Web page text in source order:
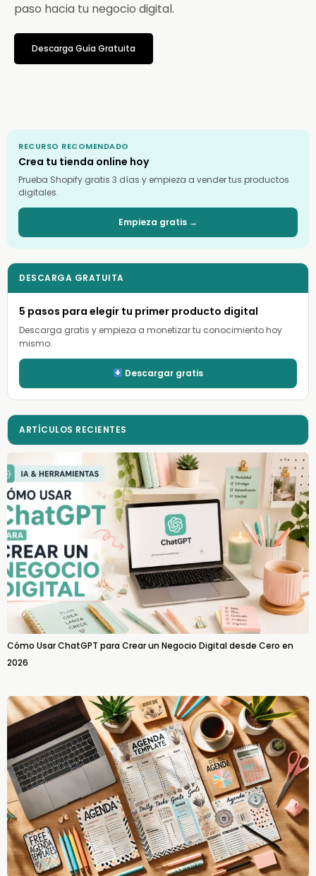
paso hacia tu negocio digital.
Descarga Guía Gratuita
RECURSO RECOMENDADO
Crea tu tienda online hoy
Prueba Shopify gratis 3 días y empieza a vender tus productos
digitales.
Empieza gratis →
DESCARGA GRATUITA
5 pasos para elegir tu primer producto digital
Descarga gratis y empieza a monetizar tu conocimiento hoy
mismo.
Descargar gratis
ARTÍCULOS RECIENTES
Cómo Usar ChatGPT para Crear un Negocio Digital desde Cero en
2026